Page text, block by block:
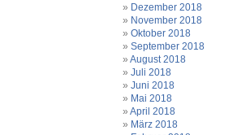
Dezember 2018
November 2018
Oktober 2018
September 2018
August 2018
Juli 2018
Juni 2018
Mai 2018
April 2018
März 2018